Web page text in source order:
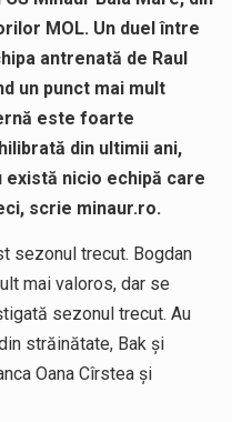
MOL. Un duel între
antrenată de Raul
un punct mai mult
este foarte
din ultimii ani,
există nicio echipă care
scrie minaur.ro.
sezonul trecut. Bogdan
mai valoros, dar se
sezonul trecut. Au
străinătate, Bak și
Oana Cîrstea și